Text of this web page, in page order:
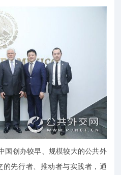
创办较早、规模较大的公共外
先行者、推动者与实践者，通